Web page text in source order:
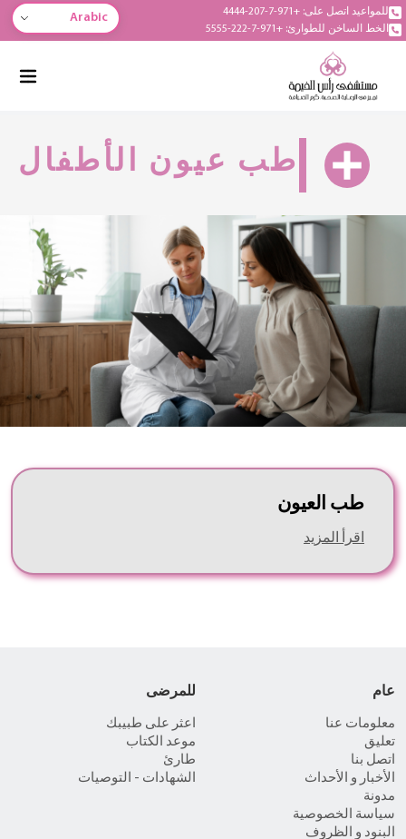
للمواعيد اتصل على: +971-7-207-4444
الخط الساخن للطوارئ: +971-7-222-5555
Arabic
طب عيون الأطفال
طب العيون
اقرأ المزيد
عام
معلومات عنا
تعليق
اتصل بنا
الأخبار و الأحداث
مدونة
سياسة الخصوصية
البنود و الظروف
للمرضى
اعثر على طبيبك
موعد الكتاب
طارئ
الشهادات - التوصيات